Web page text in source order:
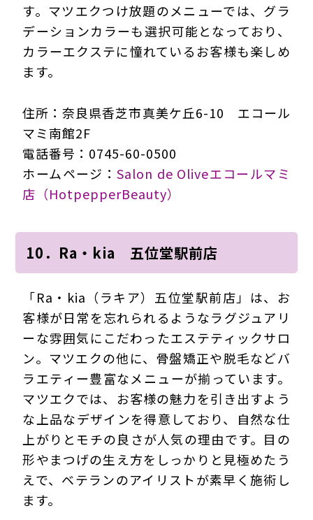
す。マツエクつけ放題のメニューでは、グラ
デーションカラーも選択可能となっており、
カラーエクステに憧れているお客様も楽しめ
ます。
住所：奈良県香芝市真美ケ丘6-10 エコール
マミ南館2F
電話番号：0745-60-0500
ホームページ：Salon de Oliveエコールマミ
店（HotpepperBeauty）
10．Ra・kia 五位堂駅前店
「Ra・kia（ラキア）五位堂駅前店」は、お
客様が日常を忘れられるようなラグジュアリ
ーな雰囲気にこだわったエステティックサロ
ン。マツエクの他に、骨盤矯正や脱毛などバ
ラエティー豊富なメニューが揃っています。
マツエクでは、お客様の魅力を引き出すよう
な上品なデザインを得意しており、自然な仕
上がりとモチの良さが人気の理由です。目の
形やまつげの生え方をしっかりと見極めたう
えで、ベテランのアイリストが素早く施術し
ます。